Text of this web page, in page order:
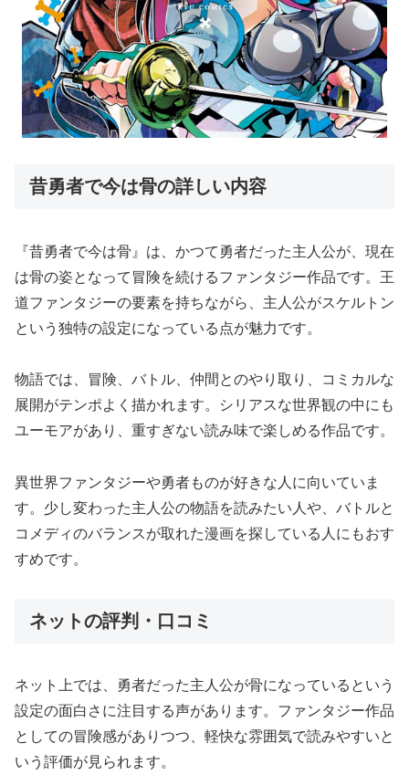
昔勇者で今は骨の詳しい内容
『昔勇者で今は骨』は、かつて勇者だった主人公が、現在
は骨の姿となって冒険を続けるファンタジー作品です。王
道ファンタジーの要素を持ちながら、主人公がスケルトン
という独特の設定になっている点が魅力です。
物語では、冒険、バトル、仲間とのやり取り、コミカルな
展開がテンポよく描かれます。シリアスな世界観の中にも
ユーモアがあり、重すぎない読み味で楽しめる作品です。
異世界ファンタジーや勇者ものが好きな人に向いていま
す。少し変わった主人公の物語を読みたい人や、バトルと
コメディのバランスが取れた漫画を探している人にもおす
すめです。
ネットの評判・口コミ
ネット上では、勇者だった主人公が骨になっているという
設定の面白さに注目する声があります。ファンタジー作品
としての冒険感がありつつ、軽快な雰囲気で読みやすいと
いう評価が見られます。